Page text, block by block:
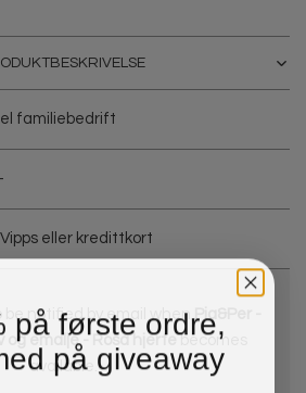
familiebedrift
eller kredittkort
be notified by email when
og emalje - Rosa hjertebecomes
available.
på første ordre,
på giveaway